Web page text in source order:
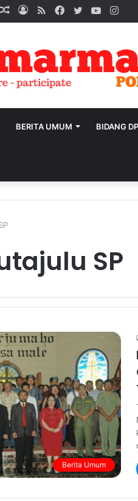
Acak LogRSS Facebook
TwitterYouTube
BERITA UMUM BIDANG
SP
Berita Umum